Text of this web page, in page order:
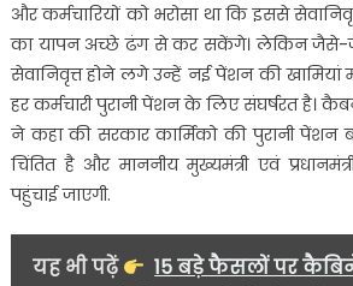
और कर्मचारियों को भरोसा था कि इससे
का यापन अच्छे ढंग से कर सकेंगे। लेकिन जैसे-
सेवानिवृत्त होने लगे उन्हें नई पेंशन की
हर कर्मचारी पुरानी पेंशन के लिए संघर्षरत है।
ने कहा की सरकार कार्मिको की पुरानी पेंशन
चिंतित है और माननीय मुख्यमंत्री एवं
पहुंचाई जाएगी.
यह भी पढ़ें
15 बड़े फैसलों पर